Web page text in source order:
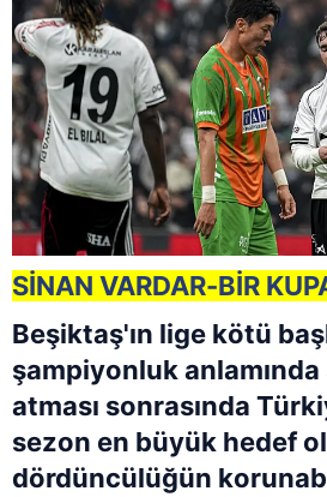
SİNAN VARDAR-BİR
Beşiktaş'ın lige kötü
şampiyonluk
atması sonrasında
sezon en büyük hedef
dördüncülüğün